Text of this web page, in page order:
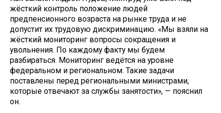
жёсткий контроль положение людей
предпенсионного возраста на рынке труда и не
допустит их трудовую дискриминацию. «Мы взяли на
жёсткий мониторинг вопросы сокращения и
увольнения. По каждому факту мы будем
разбираться. Мониторинг ведётся на уровне
федеральном и региональном. Такие задачи
поставлены перед региональными министрами,
которые отвечают за службы занятости», — пояснил
он.